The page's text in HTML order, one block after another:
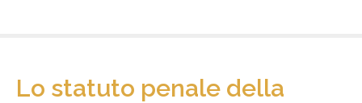
Lo statuto penale della